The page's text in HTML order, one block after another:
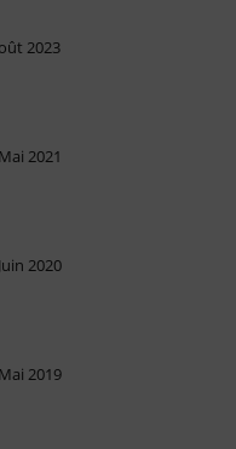
2023
2021
2020
2019